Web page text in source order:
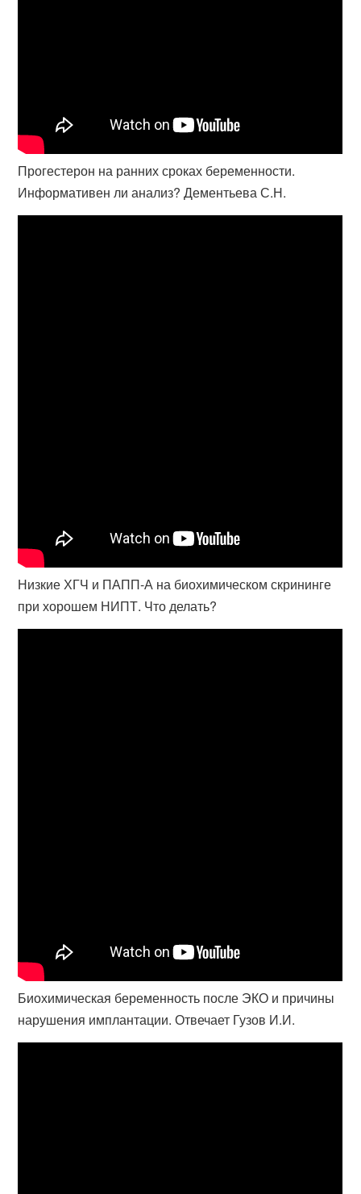
Прогестерон на ранних сроках беременности.
Информативен ли анализ? Дементьева С.Н.
Низкие ХГЧ и ПАПП-А на биохимическом скрининге
при хорошем НИПТ. Что делать?
Биохимическая беременность после ЭКО и причины
нарушения имплантации. Отвечает Гузов И.И.